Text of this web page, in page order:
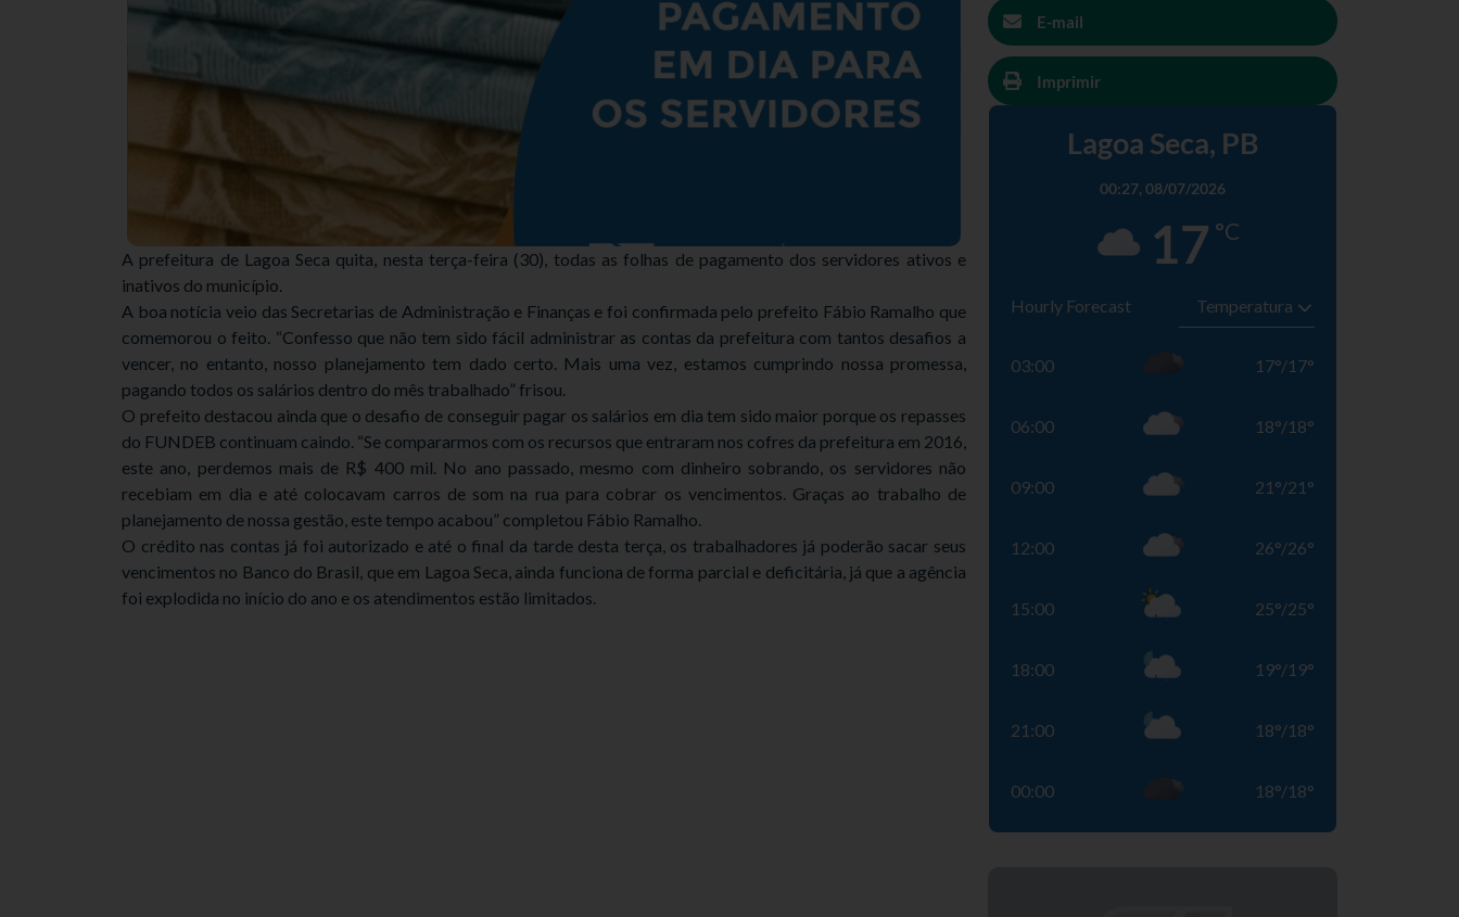
A prefeitura de Lagoa Seca quita, nesta terça-feira (30), todas as folhas de pagamento dos servidores ativos e
inativos do município.
A boa notícia veio das Secretarias de Administração e Finanças e foi confirmada pelo prefeito Fábio Ramalho que
comemorou o feito. “Confesso que não tem sido fácil administrar as contas da prefeitura com tantos desafios a
vencer, no entanto, nosso planejamento tem dado certo. Mais uma vez, estamos cumprindo nossa promessa,
pagando todos os salários dentro do mês trabalhado” frisou.
O prefeito destacou ainda que o desafio de conseguir pagar os salários em dia tem sido maior porque os repasses
do FUNDEB continuam caindo. “Se compararmos com os recursos que entraram nos cofres da prefeitura em 2016,
este ano, perdemos mais de R$ 400 mil. No ano passado, mesmo com dinheiro sobrando, os servidores não
recebiam em dia e até colocavam carros de som na rua para cobrar os vencimentos. Graças ao trabalho de
planejamento de nossa gestão, este tempo acabou” completou Fábio Ramalho.
O crédito nas contas já foi autorizado e até o final da tarde desta terça, os trabalhadores já poderão sacar seus
vencimentos no Banco do Brasil, que em Lagoa Seca, ainda funciona de forma parcial e deficitária, já que a agência
foi explodida no início do ano e os atendimentos estão limitados.
E-mail
Imprimir
Lagoa Seca, PB
00:27, 08/07/2026
17 °C
Hourly Forecast
03:00 17°/17°
06:00 18°/18°
09:00 21 °/21 °
12:00 26°/26°
15:00 25°/25°
18:00 19°/19°
21:00 18°/18°
00:00 18°/18°